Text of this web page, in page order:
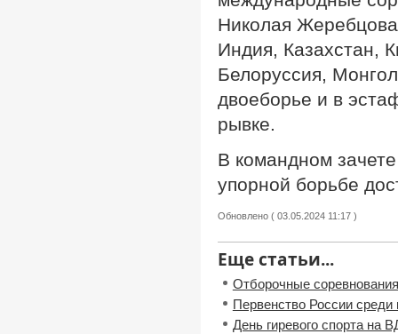
Николая
Индия, Казахстан,
Белоруссия,
двоеборье и в
рывке.
В командном
упорной борьбе
Обновлено ( 03.05.2024 11:17 )
Еще статьи...
Отборочные
Первенство России
День гиревого спорта на